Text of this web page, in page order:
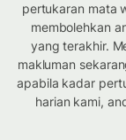
pertukaran mata
membolehkan
yang terakhir.
makluman
apabila kadar
harian kami,